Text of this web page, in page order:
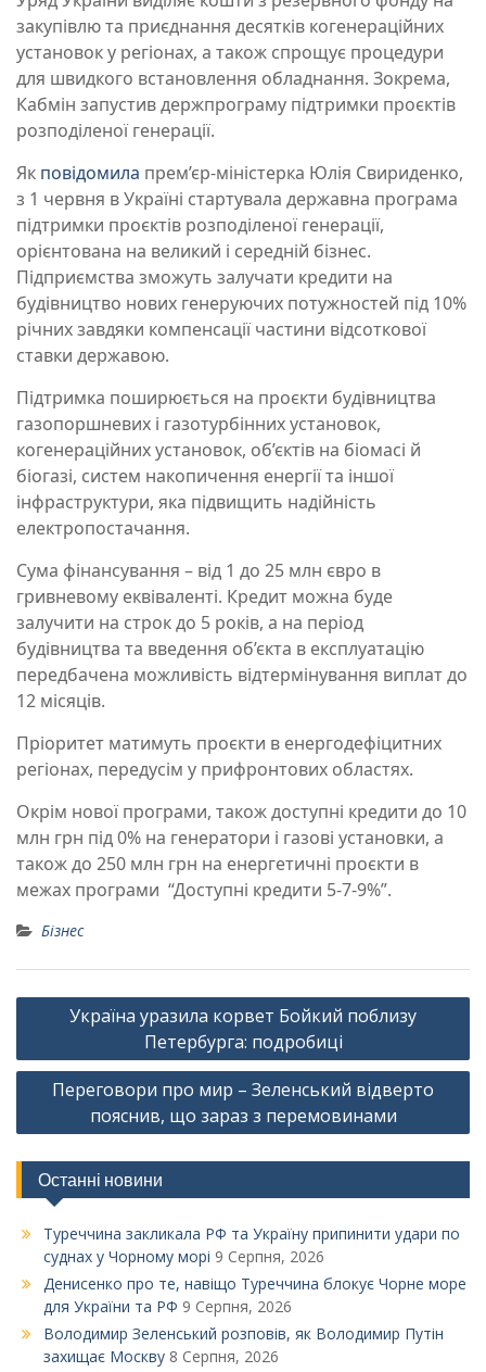
закупівлю та приєднання десятків когенераційних
установок у регіонах, а також спрощує процедури
для швидкого встановлення обладнання. Зокрема,
Кабмін запустив держпрограму підтримки проєктів
розподіленої генерації.
Як повідомила прем’єр-міністерка Юлія Свириденко,
з 1 червня в Україні стартувала державна програма
підтримки проєктів розподіленої генерації,
орієнтована на великий і середній бізнес.
Підприємства зможуть залучати кредити на
будівництво нових генеруючих потужностей під 10%
річних завдяки компенсації частини відсоткової
ставки державою.
Підтримка поширюється на проєкти будівництва
газопоршневих і газотурбінних установок,
когенераційних установок, об’єктів на біомасі й
біогазі, систем накопичення енергії та іншої
інфраструктури, яка підвищить надійність
електропостачання.
Сума фінансування – від 1 до 25 млн євро в
гривневому еквіваленті. Кредит можна буде
залучити на строк до 5 років, а на період
будівництва та введення об’єкта в експлуатацію
передбачена можливість відтермінування виплат до
12 місяців.
Пріоритет матимуть проєкти в енергодефіцитних
регіонах, передусім у прифронтових областях.
Окрім нової програми, також доступні кредити до 10
млн грн під 0% на генератори і газові установки, а
також до 250 млн грн на енергетичні проєкти в
межах програми “Доступні кредити 5-7-9%”.
Бізнес
Навігація
Україна уразила корвет Бойкий поблизу
Петербурга: подробиці
Переговори про мир – Зеленський відверто
пояснив, що зараз з перемовинами
Останні новини
Туреччина закликала РФ та Україну припинити удари по
суднах у Чорному морі 9 Серпня, 2026
Денисенко про те, навіщо Туреччина блокує Чорне море
для України та РФ 9 Серпня, 2026
Володимир Зеленський розповів, як Володимир Путін
захищає Москву 8 Серпня, 2026